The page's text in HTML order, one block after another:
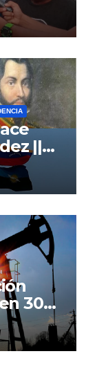
||
||
30%
a